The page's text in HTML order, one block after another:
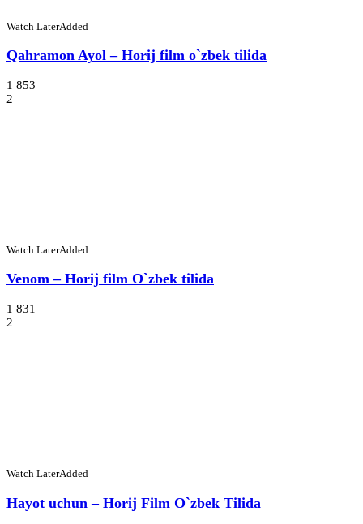
Watch LaterAdded
Qahramon Ayol – Horij film o`zbek tilida
1 853
2
Watch LaterAdded
Venom – Horij film O`zbek tilida
1 831
2
Watch LaterAdded
Hayot uchun – Horij Film O`zbek Tilida